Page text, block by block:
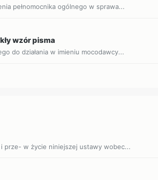
pełnomocnika ogólnego w sprawa...
wzór pisma
do działania w imieniu mocodawcy...
prze- w życie niniejszej ustawy wobec...